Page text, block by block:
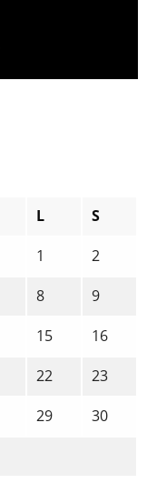
L
S
1
2
8
9
15
16
22
23
29
30